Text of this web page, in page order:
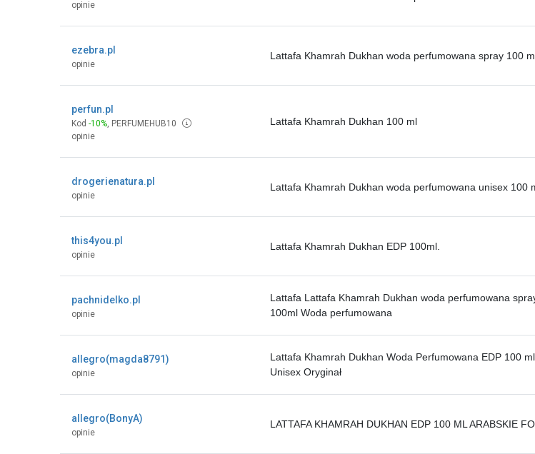
opinie
ezebra.pl
opinie
Lattafa Khamrah Dukhan woda perfumowana spray 100
perfun.pl
Kod -10%, PERFUMEHUB10
opinie
Lattafa Khamrah Dukhan 100 ml
drogerienatura.pl
opinie
Lattafa Khamrah Dukhan woda perfumowana unisex 100
this4you.pl
opinie
Lattafa Khamrah Dukhan EDP 100ml.
pachnidelko.pl
opinie
Lattafa Lattafa Khamrah Dukhan woda perfumowana
100ml Woda perfumowana
allegro(magda8791)
opinie
Lattafa Khamrah Dukhan Woda Perfumowana EDP 100 ml
Unisex Oryginał
allegro(BonyA)
opinie
LATTAFA KHAMRAH DUKHAN EDP 100 ML ARABSKIE